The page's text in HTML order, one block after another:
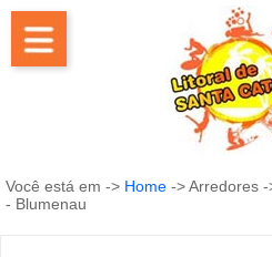
Você está em -> Home -> Arredores -
- Blumenau